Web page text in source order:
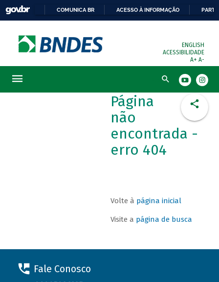
COMUNICA BR ACESSO À INFORMAÇÃO
ENGLISH
ACESSIBILIDADE
A+ A-
Busca
Página
não
encontrada -
erro 404
Volte à página inicial
Visite a página de busca
Fale Conosco